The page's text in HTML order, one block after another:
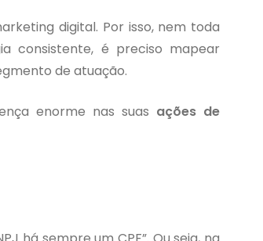
digital. Por isso, nem toda
consistente, é preciso mapear
de atuação.
enorme nas suas ações de